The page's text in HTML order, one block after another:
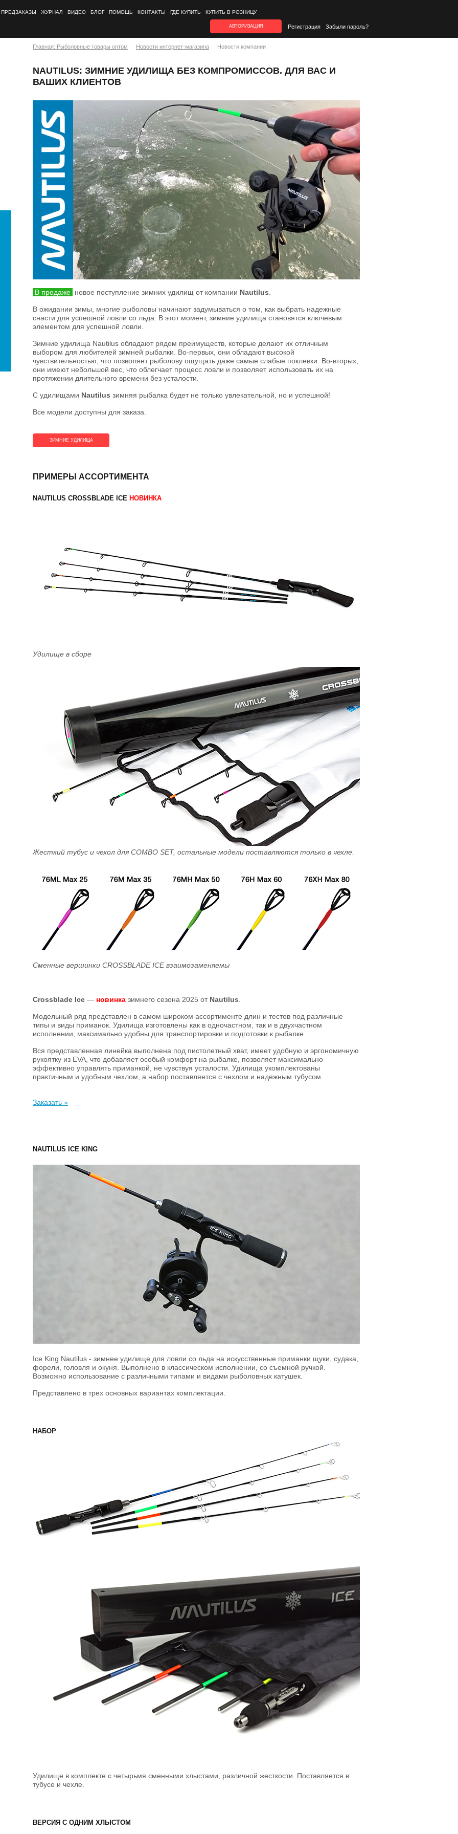
ПРЕДЗАКАЗЫ ЖУРНАЛ ВИДЕО БЛОГ ПОМОЩЬ КОНТАКТЫ ГДЕ КУПИТЬ КУПИТЬ В РОЗНИЦУ
АВТОРИЗАЦИЯ Регистрация Забыли пароль?
Главная: Рыболовные товары оптом Новости интернет-магазина Новости компании
NAUTILUS: ЗИМНИЕ УДИЛИЩА БЕЗ КОМПРОМИССОВ. ДЛЯ ВАС И
ВАШИХ КЛИЕНТОВ
В продаже новое поступление зимних удилищ от компании Nautilus
В ожидании зимы, многие рыболовы начинают задумываться о том, как выбрать надежные
снасти для успешной ловли со льда. В этот момент, зимние удилища становятся ключевым
элементом для успешной ловли.
Зимние удилища Nautilus обладают рядом преимуществ, которые делают их отличным
выбором для любителей зимней рыбалки. Во-первых, они обладают высокой
чувствительностью, что позволяет рыболову ощущать даже самые слабые поклевки. Во-вторых,
они имеют небольшой вес, что облегчает процесс ловли и позволяет использовать их на
протяжении длительного времени без усталости.
С удилищами Nautilus зимняя рыбалка будет не только увлекательной, но и успешной!
Все модели доступны для заказа.
ЗИМНИЕ УДИЛИЩА
ПРИМЕРЫ АССОРТИМЕНТА
NAUTILUS CROSSBLADE ICE НОВИНКА
Удилище в сборе
Жесткий тубус и чехол для COMBO SET, остальные модели поставляются только в чехле.
Сменные вершинки CROSSBLADE ICE взаимозаменяемы
Crossblade Ice — новинка зимнего сезона 2025 от Nautilus
Модельный ряд представлен в самом широком ассортименте длин и тестов под различные
типы и виды приманок. Удилища изготовлены как в одночастном, так и в двухчастном
исполнении, максимально удобны для транспортировки и подготовки к рыбалке.
Вся представленная линейка выполнена под пистолетный хват, имеет удобную и эргономичную
рукоятку из EVA, что добавляет особый комфорт на рыбалке, позволяет максимально
эффективно управлять приманкой, не чувствуя усталости. Удилища укомплектованы
практичным и удобным чехлом, а набор поставляется с чехлом и надежным тубусом.
Заказать »
NAUTILUS ICE KING
Ice King Nautilus - зимнее удилище для ловли со льда на искусственные приманки щуки, судака,
форели, головля и окуня. Выполнено в классическом исполнении, со съемной ручкой.
Возможно использование с различными типами и видами рыболовных катушек.
Представлено в трех основных вариантах комплектации.
НАБОР
Удилище в комплекте с четырьмя сменными хлыстами, различной жесткости. Поставляется в
тубусе и чехле.
ВЕРСИЯ С ОДНИМ ХЛЫСТОМ